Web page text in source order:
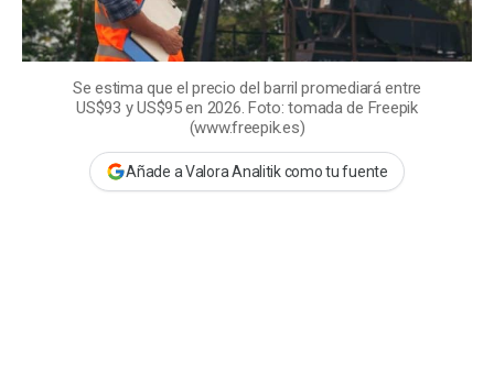
t
r
a
n
t
r
a
d
a
Se estima que el precio del barril promediará entre
US$93 y US$95 en 2026. Foto: tomada de Freepik
(www.freepik.es)
Añade a Valora Analitik como tu fuente